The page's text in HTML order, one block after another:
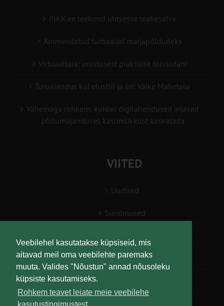
Veebilehel kasutatakse küpsiseid, mis
aitavad meil oma veebilehte paremaks
muuta. Valides "Nõustun" annad nõusoleku
küpsiste kasutamiseks.
Rohkem teavet leiate meie veebilehe
PIKK.ee teekond ühtsesse teabesalve
Ammendatud turbaalad marjapõldudeks
Virtuaaltara: unistusest praktilise tööriistani
Turuaiandus kui elustiil ja äri: Väike Mahetalu
Vähemaga rohkem: kuidas digilahendused aitavad
põllumajanduses kasumlikkust kasvatada
VIITED
Uudised
Sündmused
Teabesalv
Liitu uudiskirjaga